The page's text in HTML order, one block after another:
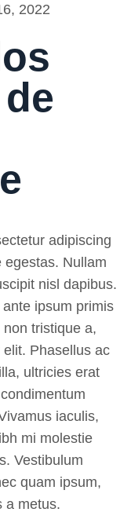
2022
adipiscing
egestas. Nullam
nisl dapibus.
ipsum primis
tristique a,
Phasellus ac
ultricies erat
iaculis,
mi molestie
Vestibulum
quam ipsum,
a metus.